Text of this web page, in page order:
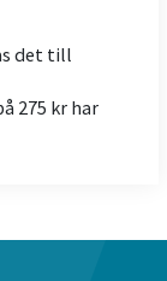
det till
275 kr har